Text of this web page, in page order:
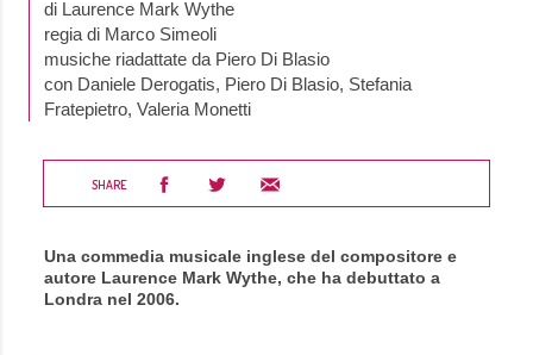
di Laurence Mark Wythe
regia di Marco Simeoli
musiche riadattate da Piero Di Blasio
con Daniele Derogatis, Piero Di Blasio, Stefania
Fratepietro, Valeria Monetti
SHARE
Una commedia musicale inglese del compositore e
autore Laurence Mark Wythe, che ha debuttato a
Londra nel 2006.